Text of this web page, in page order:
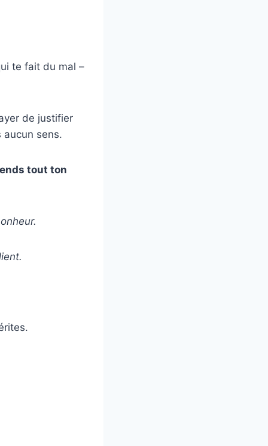
te fait du mal –
de justifier
aucun sens.
tout ton